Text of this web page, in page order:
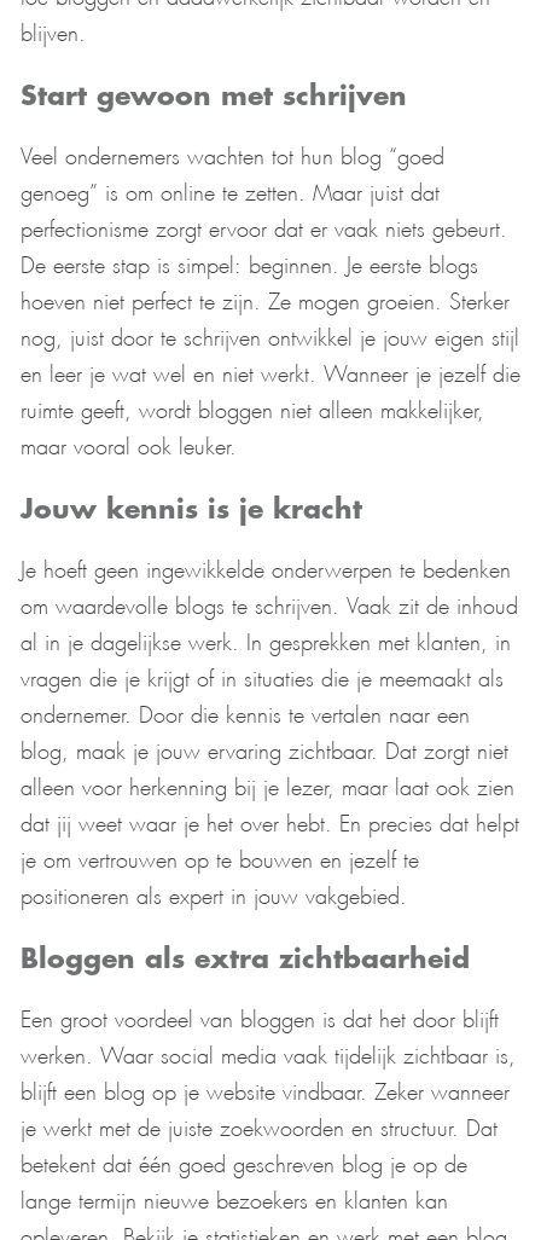
blijven.
Start gewoon met schrijven
Veel ondernemers wachten tot hun blog “goed
genoeg” is om online te zetten. Maar juist dat
perfectionisme zorgt ervoor dat er vaak niets gebeurt.
De eerste stap is simpel: beginnen. Je eerste blogs
hoeven niet perfect te zijn. Ze mogen groeien. Sterker
nog, juist door te schrijven ontwikkel je jouw eigen stijl
en leer je wat wel en niet werkt. Wanneer je jezelf die
ruimte geeft, wordt bloggen niet alleen makkelijker,
Jouw kennis is je kracht
Je hoeft geen ingewikkelde onderwerpen te bedenken
om waardevolle blogs te schrijven. Vaak zit de inhoud
al in je dagelijkse werk. In gesprekken met klanten, in
vragen die je krijgt of in situaties die je meemaakt als
ondernemer. Door die kennis te vertalen naar een
blog, maak je jouw ervaring zichtbaar. Dat zorgt niet
alleen voor herkenning bij je lezer, maar laat ook zien
dat jij weet waar je het over hebt. En precies dat helpt
je om vertrouwen op te bouwen en jezelf te
positioneren als expert in jouw vakgebied.
Bloggen als extra zichtbaarheid
Een groot voordeel van bloggen is dat het door blijft
werken. Waar social media vaak tijdelijk zichtbaar is,
blijft een blog op je website vindbaar. Zeker wanneer
je werkt met de juiste zoekwoorden en structuur. Dat
betekent dat één goed geschreven blog je op de
lange termijn nieuwe bezoekers en klanten kan
opleveren. Bekijk je statistieken en werk met een blog